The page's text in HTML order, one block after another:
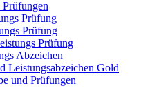
Prüfung
Prüfung
Prüfung
Abzeichen
Leistungsabzeichen Gold
und Prüfungen